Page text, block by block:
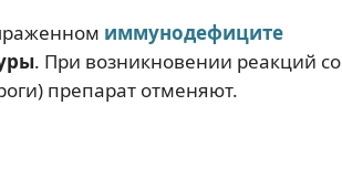
иммунодефиците
. При возникновении реакций со
препарат отменяют.